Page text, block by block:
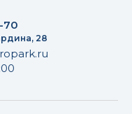
70
28